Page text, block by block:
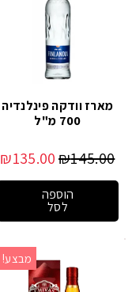
מארז וודקה פינלנדיה
700 מ"ל
₪145.00
₪135.00
הוספה
לסל
מבצע!